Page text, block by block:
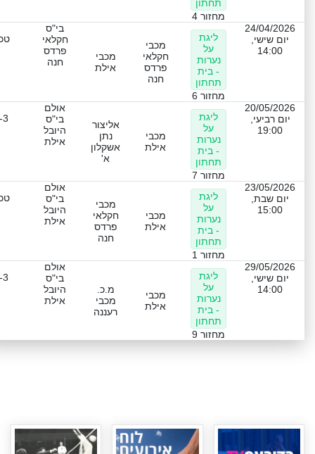
תחתון
מחזור 4
24/04/2026
יום שישי,
14:00
ליגת
על
נערות
- בית
תחתון
מחזור 6
מכבי
חקלאי
פרדס
חנה
מכבי
אילת
בי"ס
חקלאי
פרדס
חנה
20/05/2026
יום רביעי,
19:00
ליגת
על
נערות
- בית
תחתון
מחזור 7
מכבי
אילת
אליצור
נתן
אשקלון
א'
אולם
בי"ס
היובל
אילת
3
23/05/2026
יום שבת,
15:00
ליגת
על
נערות
- בית
תחתון
מחזור 1
מכבי
אילת
מכבי
חקלאי
פרדס
חנה
אולם
בי"ס
היובל
אילת
29/05/2026
יום שישי,
14:00
ליגת
על
נערות
- בית
תחתון
מחזור 9
מכבי
אילת
מ.כ.
מכבי
רעננה
אולם
בי"ס
היובל
אילת
3